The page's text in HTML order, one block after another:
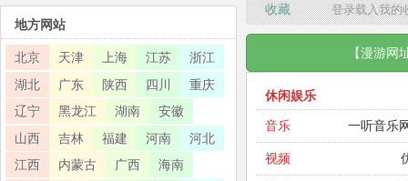
收藏 登录载入我
【漫游网
休闲娱乐
音乐
一听音乐
视频
地方网站
北京 天津 上海 江苏
浙江
湖北
广东 陕西 四川
重庆
辽宁
黑龙江 湖南
安徽
山西
吉林 福建 河南
河北
江西
内蒙古 广西
海南